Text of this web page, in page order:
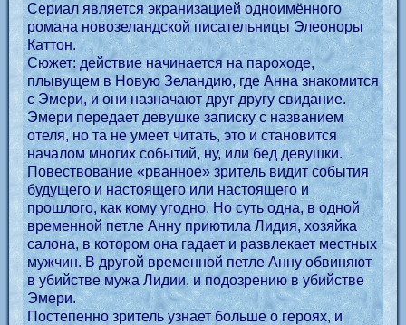
Сериал является экранизацией одноимённого
романа новозеландской писательницы Элеоноры
Каттон.
Сюжет: действие начинается на пароходе,
плывущем в Новую Зеландию, где Анна знакомится
с Эмери, и они назначают друг другу свидание.
Эмери передает девушке записку с названием
отеля, но та не умеет читать, это и становится
началом многих событий, ну, или бед девушки.
Повествование «рванное» зритель видит события
будущего и настоящего или настоящего и
прошлого, как кому угодно. Но суть одна, в одной
временной петле Анну приютила Лидия, хозяйка
салона, в котором она гадает и развлекает местных
мужчин. В другой временной петле Анну обвиняют
в убийстве мужа Лидии, и подозрению в убийстве
Эмери.
Постепенно зритель узнает больше о героях, и